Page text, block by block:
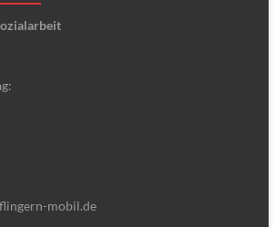
mobil.de